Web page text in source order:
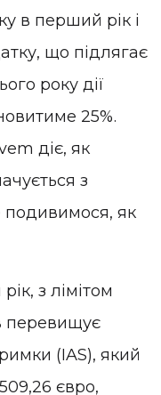
в перший рік і
що підлягає
року дії
25%.
діє, як
з
подивимося, як
з лімітом
перевищує
(IAS), який
євро,